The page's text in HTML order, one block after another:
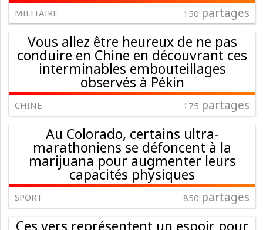
MILITAIRE 150 partages
Vous allez être heureux de ne pas
conduire en Chine en découvrant ces
interminables embouteillages
observés à Pékin
CHINE 175 partages
Au Colorado, certains ultra-
marathoniens se défoncent à la
marijuana pour augmenter leurs
capacités physiques
SPORT 850 partages
Ces vers représentent un espoir pour